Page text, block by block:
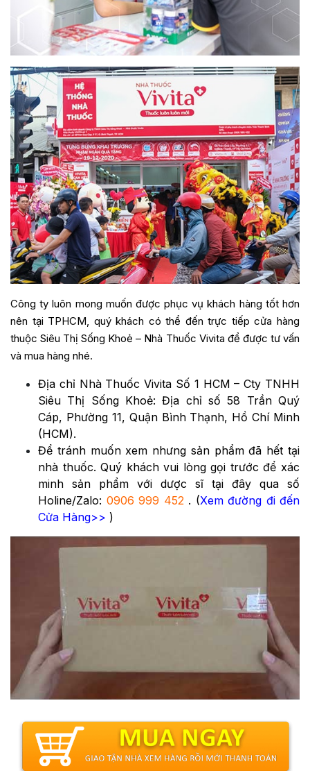
Công ty luôn mong muốn được phục vụ khách hàng tốt hơn
nên tại TPHCM, quý khách có thể đến trực tiếp cửa hàng
thuộc Siêu Thị Sống Khoẻ – Nhà Thuốc Vivita để được tư vấn
và mua hàng nhé.
Địa chỉ Nhà Thuốc Vivita Số 1 HCM – Cty TNHH
Siêu Thị Sống Khoẻ: Địa chỉ số 58 Trần Quý
Cáp, Phường 11, Quận Bình Thạnh, Hồ Chí Minh
(HCM).
Để tránh muốn xem nhưng sản phẩm đã hết tại
nhà thuốc. Quý khách vui lòng gọi trước để xác
minh sản phẩm với dược sĩ tại đây qua số
Holine/Zalo: 0906 999 452. (Xem đường đi đến
Cửa Hàng>> )